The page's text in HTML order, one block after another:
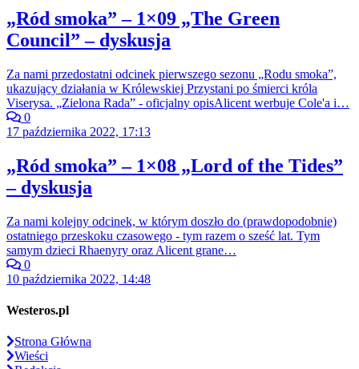
„Ród smoka” – 1×09 „The Green
Council” – dyskusja
Za nami przedostatni odcinek pierwszego sezonu „Rodu smoka”,
ukazujący działania w Królewskiej Przystani po śmierci króla
Viserysa. „Zielona Rada” - oficjalny opisAlicent werbuje Cole'a i…
0
17 października 2022, 17:13
„Ród smoka” – 1×08 „Lord of the Tides”
– dyskusja
Za nami kolejny odcinek, w którym doszło do (prawdopodobnie)
ostatniego przeskoku czasowego - tym razem o sześć lat. Tym
samym dzieci Rhaenyry oraz Alicent grane…
0
10 października 2022, 14:48
Westeros.pl
Strona Główna
Wieści